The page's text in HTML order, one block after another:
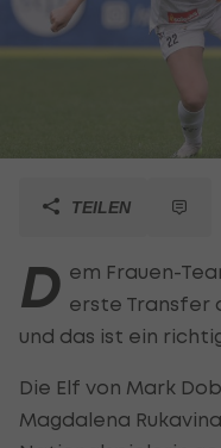
TEILEN
D em Frauen-
erste Transfer
und das ist ein
Die Elf von Mark
Magdalena